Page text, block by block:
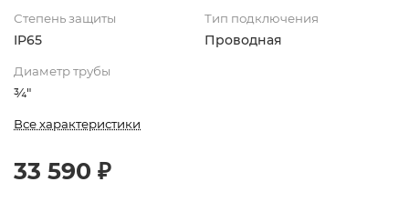
Степень защиты
IP65
Тип подключения
Проводная
Диаметр трубы
¾"
Все характеристики
33 590 ₽